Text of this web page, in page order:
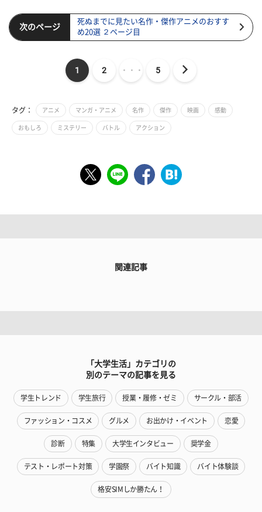
次のページ
死ぬまでに見たい名作・傑作アニメのおすす
め20選 ２ページ目
1 2 ・・・ 5
タグ： アニメ マンガ・アニメ 名作 傑作 映画 感動
おもしろ ミステリー バトル アクション
関連記事
「大学生活」カテゴリの
別のテーマの記事を見る
学生トレンド 学生旅行 授業・履修・ゼミ サークル・部活
ファッション・コスメ グルメ お出かけ・イベント 恋愛
診断 特集 大学生インタビュー 奨学金
テスト・レポート対策 学園祭 バイト知識 バイト体験談
格安SIMしか勝たん！